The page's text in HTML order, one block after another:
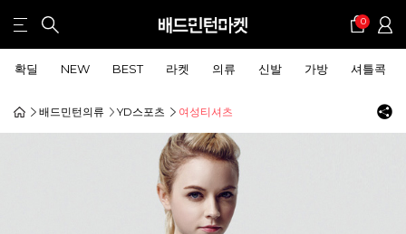
0
확딜 NEW BEST 라켓 의류 신발 가방 셔틀콕
배드민턴의류 YD스포츠 여성티셔츠